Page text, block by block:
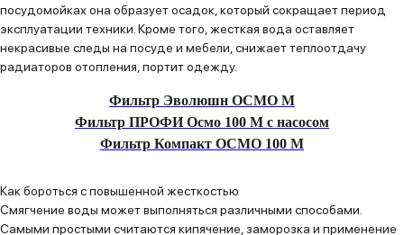
посудомойках она образует осадок, который сокращает период
эксплуатации техники. Кроме того, жесткая вода оставляет
некрасивые следы на посуде и мебели, снижает теплоотдачу
радиаторов отопления, портит одежду.
Фильтр Эволюшн ОСМО M
Фильтр ПРОФИ Осмо 100 М с насосом
Фильтр Компакт ОСМО 100 М
Как бороться с повышенной жесткостью
Смягчение воды может выполняться различными способами.
Самыми простыми считаются кипячение, заморозка и применение